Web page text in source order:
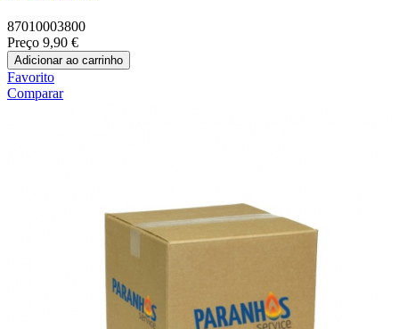
87010003800
Preço 9,90 €
Adicionar ao carrinho
Favorito
Comparar